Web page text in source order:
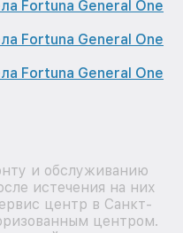
Fortuna General One
Fortuna General One
Fortuna General One
и обслуживанию
истечения на них
центр в Санкт-
центром.